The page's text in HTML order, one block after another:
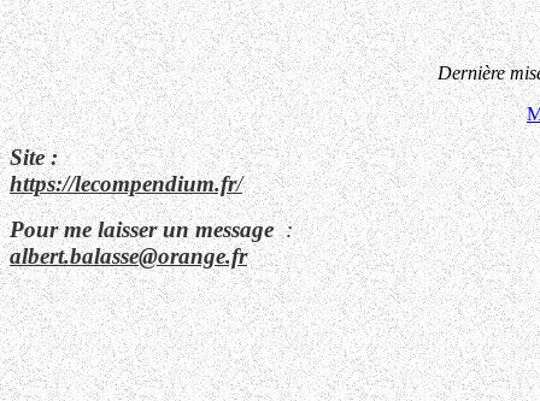
Dernière
Site :
https://lecompendium.fr/
Pour me laisser un message :
albert.balasse@orange.fr